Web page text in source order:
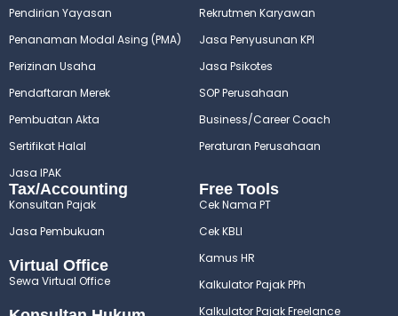
Pendirian Yayasan
Penanaman Modal Asing (PMA)
Perizinan Usaha
Pendaftaran Merek
Pembuatan Akta
Sertifikat Halal
Jasa IPAK
Rekrutmen Karyawan
Jasa Penyusunan KPI
Jasa Psikotes
SOP Perusahaan
Business/Career Coach
Peraturan Perusahaan
Tax/Accounting
Virtual Office
Sewa Virtual Office
Konsultan Pajak
Jasa Pembukuan
Free Tools
Cek Nama PT
Cek KBLI
Kamus HR
Kalkulator Pajak PPh
Kalkulator Pajak Freelance